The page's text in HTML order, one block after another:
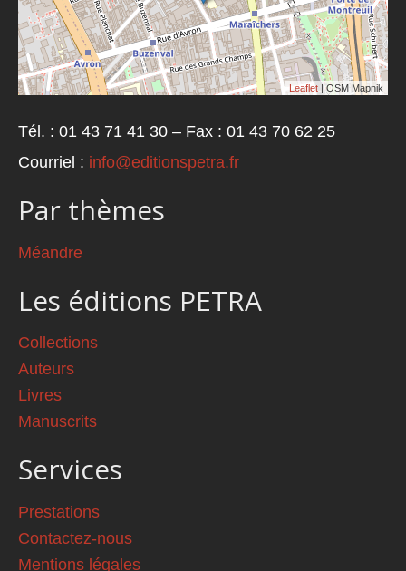
Leaflet | OSM Mapnik
Tél. : 01 43 71 41 30 – Fax : 01 43 70 62 25
Courriel : info@editionspetra.fr
Par thèmes
Méandre
Les éditions PETRA
Collections
Auteurs
Livres
Manuscrits
Services
Prestations
Contactez-nous
Mentions légales